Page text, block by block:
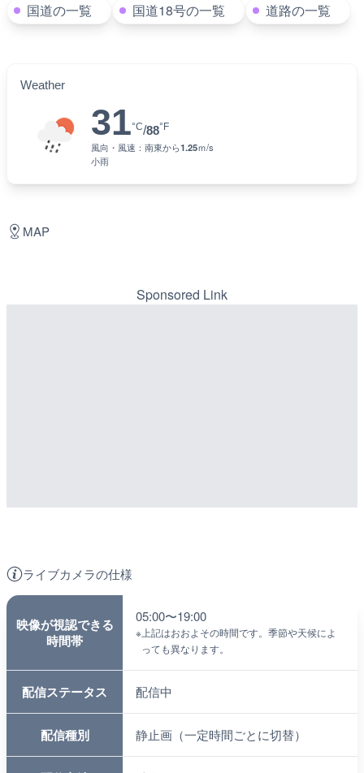
国道の一覧 国道18号の一覧 道路の一覧
Weather
31°C/88°F
風向・風速： 南東から1.25ｍ/s
小雨
ライブカメラの仕様
映像が視認できる
時間帯
05:00〜19:00
※ 上記はおおよその時間です。季節や天候によ
っても異なります。
配信ステータス 配信中
配信種別 静止画（一定時間ごとに切替）
MAP
Sponsored Link